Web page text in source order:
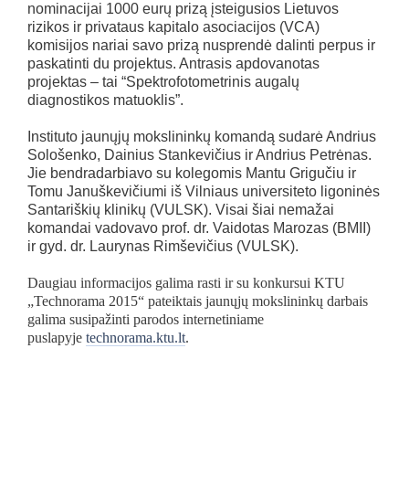
nominacijai 1000 eurų prizą įsteigusios Lietuvos
rizikos ir privataus kapitalo asociacijos (VCA)
komisijos nariai savo prizą nusprendė dalinti perpus ir
paskatinti du projektus. Antrasis apdovanotas
projektas – tai “Spektrofotometrinis augalų
diagnostikos matuoklis”.
Instituto jaunųjų mokslininkų komandą sudarė Andrius
Sološenko, Dainius Stankevičius ir Andrius Petrėnas.
Jie bendradarbiavo su kolegomis Mantu Grigučiu ir
Tomu Januškevičiumi iš Vilniaus universiteto ligoninės
Santariškių klinikų (VULSK). Visai šiai nemažai
komandai vadovavo prof. dr. Vaidotas Marozas (BMII)
ir gyd. dr. Laurynas Rimševičius (VULSK).
Daugiau informacijos galima rasti ir su konkursui KTU
„Technorama 2015“ pateiktais jaunųjų mokslininkų darbais
galima susipažinti parodos internetiniame
puslapyje technorama.ktu.lt.